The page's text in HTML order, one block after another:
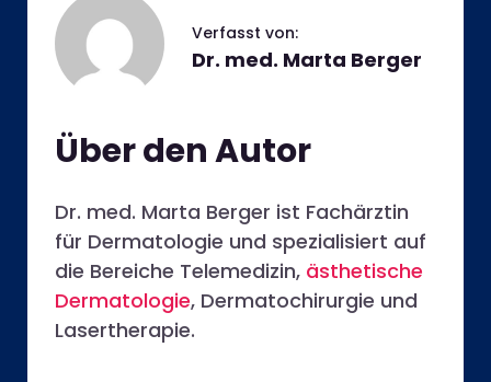
Dr. med. Marta Berger
Über den Autor
Dr. med. Marta Berger ist Fachärztin
für Dermatologie und spezialisiert auf
die Bereiche Telemedizin, ästhetische
Dermatologie, Dermatochirurgie und
Lasertherapie.